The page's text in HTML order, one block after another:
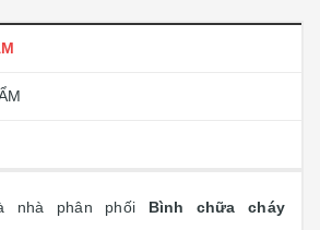
nhà phân phối Bình chữa cháy